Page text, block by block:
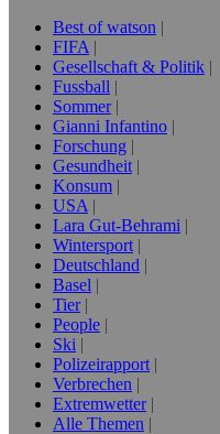
Best of watson
FIFA
Gesellschaft & Politik
Fussball
Sommer
Gianni Infantino
Forschung
Gesundheit
Konsum
USA
Lara Gut-Behrami
Wintersport
Deutschland
Basel
Tier
People
Ski
Polizeirapport
Verbrechen
Extremwetter
Alle Themen